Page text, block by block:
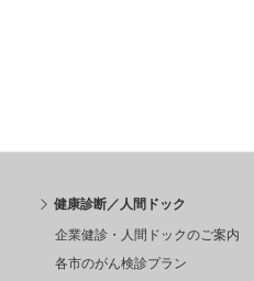
健康診断／人間ドック
企業健診・人間ドックのご案内
各市のがん検診プラン